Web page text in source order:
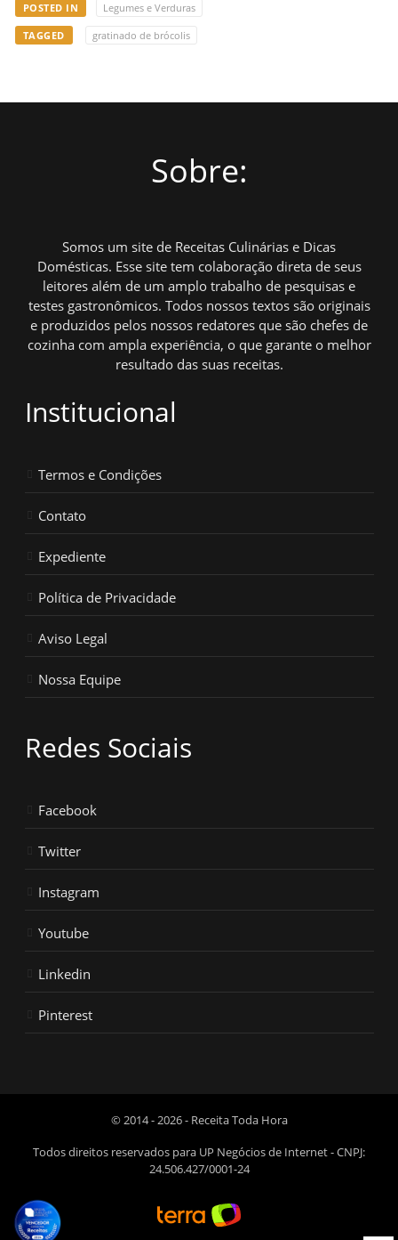
POSTED IN Legumes e Verduras
TAGGED gratinado de brócolis
Sobre:
Somos um site de Receitas Culinárias e Dicas
Domésticas. Esse site tem colaboração direta de seus
leitores além de um amplo trabalho de pesquisas e
testes gastronômicos. Todos nossos textos são originais
e produzidos pelos nossos redatores que são chefes de
cozinha com ampla experiência, o que garante o melhor
resultado das suas receitas.
Institucional
Termos e Condições
Contato
Expediente
Política de Privacidade
Aviso Legal
Nossa Equipe
Redes Sociais
Facebook
Twitter
Instagram
Youtube
Linkedin
Pinterest
© 2014 - 2026 - Receita Toda Hora
Todos direitos reservados para UP Negócios de Internet - CNPJ:
24.506.427/0001-24